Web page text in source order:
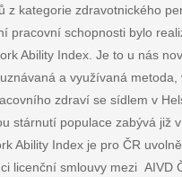
z kategorie zdravotnického
pracovní schopnosti bylo
Ability Index. Je to u nás
a využívaná metoda,
zdraví se sídlem v
stárnutí populace zabývá již
Ability Index je pro ČR
licenční smlouvy mezi AIVD